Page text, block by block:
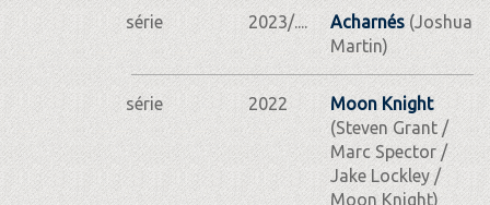
série 2023/.... Acharnés(Joshua
Martin)
série 2022
Moon Knight
(Steven Grant /
Marc Spector /
Jake Lockley /
Moon Knight)